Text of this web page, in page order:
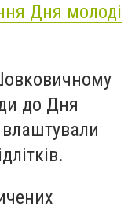
Дня молоді
до Дня
влаштували